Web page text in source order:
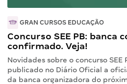
GRAN CURSOS EDUCAÇÃO
Concurso SEE PB: banca
confirmado. Veja!
Novidades sobre o concurso SEE
publicado no Diário Oficial a
da banca organizadora do